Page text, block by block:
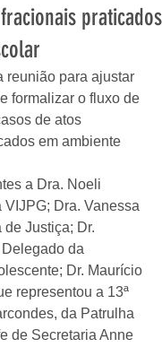
praticados
reunião para ajustar
formalizar o fluxo de
de atos
em ambiente
a Dra. Noeli
VIJPG; Dra. Vanessa
de Justiça; Dr.
da
Dr. Maurício
representou a 13ª
da Patrulha
de Secretaria Anne